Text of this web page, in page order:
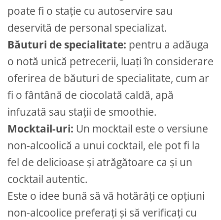
poate fi o stație cu autoservire sau
deservită de personal specializat.
Băuturi de specialitate: pentru a adăuga
o notă unică petrecerii, luați în considerare
oferirea de băuturi de specialitate, cum ar
fi o fântână de ciocolată caldă, apă
infuzată sau stații de smoothie.
Mocktail-uri: Un mocktail este o versiune
non-alcoolică a unui cocktail, ele pot fi la
fel de delicioase și atrăgătoare ca și un
cocktail autentic.
Este o idee bună să vă hotărâți ce opțiuni
non-alcoolice preferați și să verificați cu